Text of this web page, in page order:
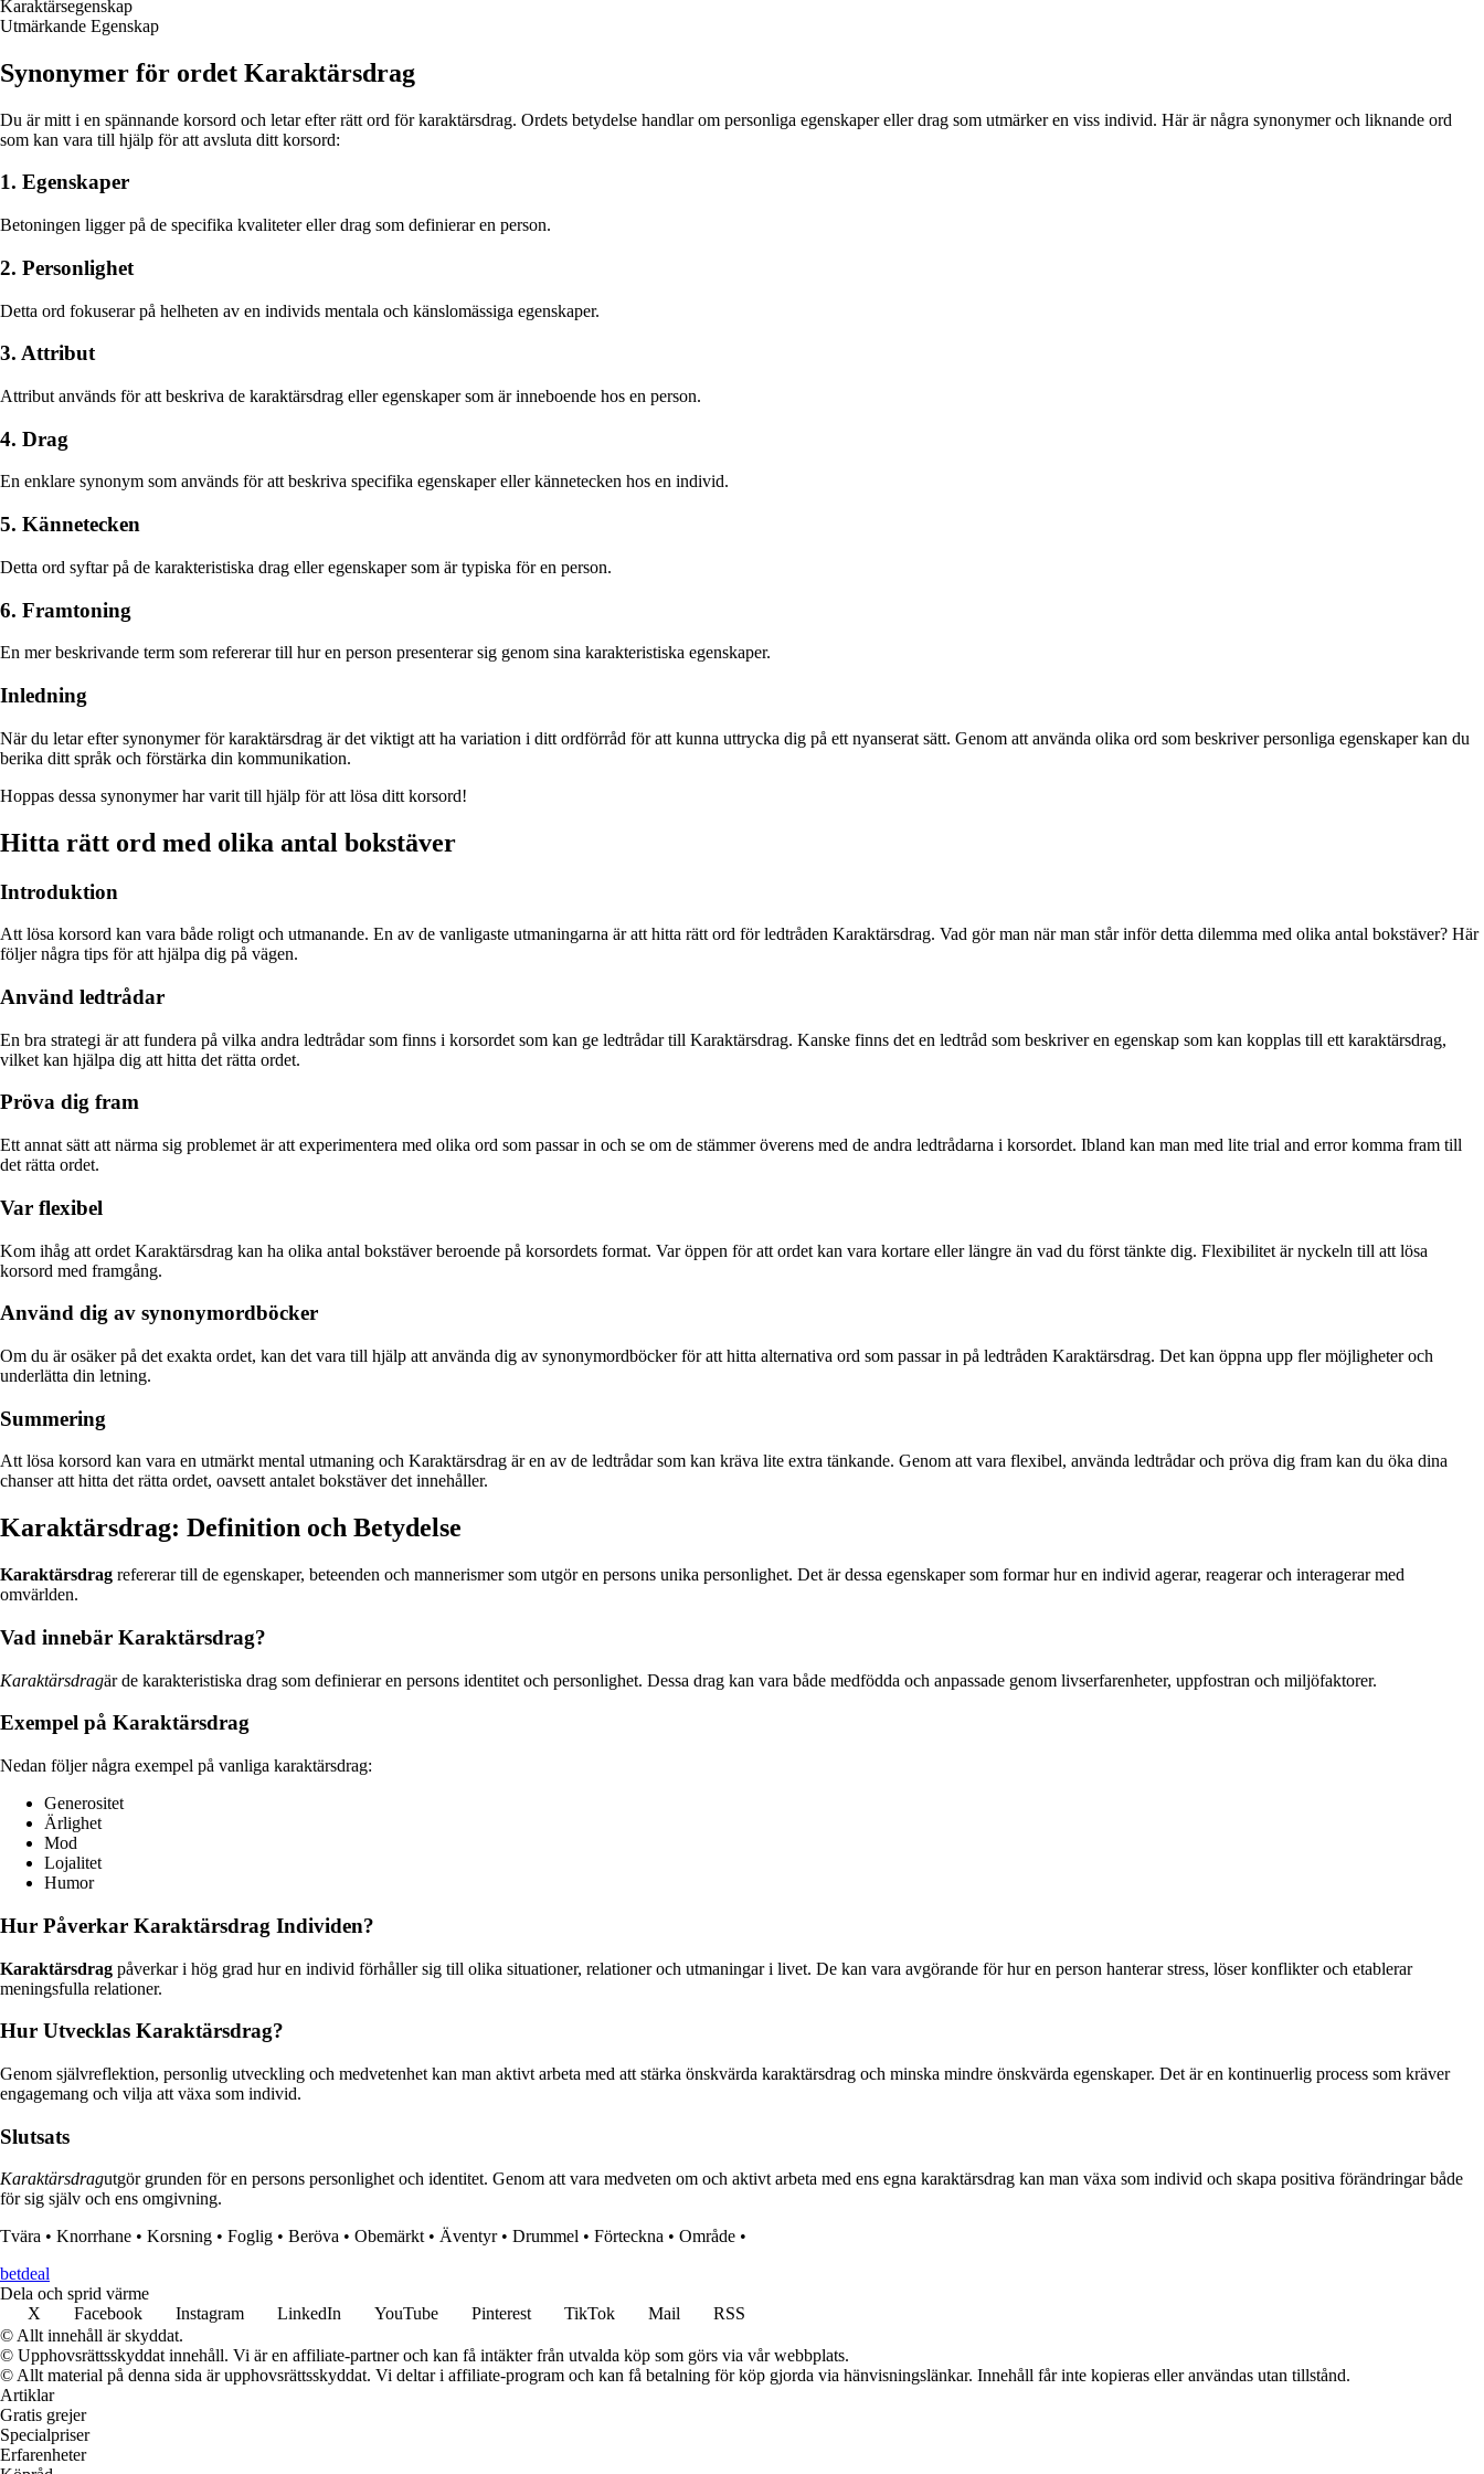
Karaktärsegenskap
Utmärkande Egenskap
Synonymer för ordet Karaktärsdrag
Du är mitt i en spännande korsord och letar efter rätt ord för karaktärsdrag. Ordets betydelse handlar om personliga egenskaper eller drag som utmärker en viss individ. Här är några synonymer och liknande ord
som kan vara till hjälp för att avsluta ditt korsord:
1. Egenskaper
Betoningen ligger på de specifika kvaliteter eller drag som definierar en person.
2. Personlighet
Detta ord fokuserar på helheten av en individs mentala och känslomässiga egenskaper.
3. Attribut
Attribut används för att beskriva de karaktärsdrag eller egenskaper som är inneboende hos en person.
4. Drag
En enklare synonym som används för att beskriva specifika egenskaper eller kännetecken hos en individ.
5. Kännetecken
Detta ord syftar på de karakteristiska drag eller egenskaper som är typiska för en person.
6. Framtoning
En mer beskrivande term som refererar till hur en person presenterar sig genom sina karakteristiska egenskaper.
Inledning
När du letar efter synonymer för karaktärsdrag är det viktigt att ha variation i ditt ordförråd för att kunna uttrycka dig på ett nyanserat sätt. Genom att använda olika ord som beskriver personliga egenskaper kan du
berika ditt språk och förstärka din kommunikation.
Hoppas dessa synonymer har varit till hjälp för att lösa ditt korsord!
Hitta rätt ord med olika antal bokstäver
Introduktion
Att lösa korsord kan vara både roligt och utmanande. En av de vanligaste utmaningarna är att hitta rätt ord för ledtråden Karaktärsdrag. Vad gör man när man står inför detta dilemma med olika antal bokstäver? Här
följer några tips för att hjälpa dig på vägen.
Använd ledtrådar
En bra strategi är att fundera på vilka andra ledtrådar som finns i korsordet som kan ge ledtrådar till Karaktärsdrag. Kanske finns det en ledtråd som beskriver en egenskap som kan kopplas till ett karaktärsdrag,
vilket kan hjälpa dig att hitta det rätta ordet.
Pröva dig fram
Ett annat sätt att närma sig problemet är att experimentera med olika ord som passar in och se om de stämmer överens med de andra ledtrådarna i korsordet. Ibland kan man med lite trial and error komma fram till
det rätta ordet.
Var flexibel
Kom ihåg att ordet Karaktärsdrag kan ha olika antal bokstäver beroende på korsordets format. Var öppen för att ordet kan vara kortare eller längre än vad du först tänkte dig. Flexibilitet är nyckeln till att lösa
korsord med framgång.
Använd dig av synonymordböcker
Om du är osäker på det exakta ordet, kan det vara till hjälp att använda dig av synonymordböcker för att hitta alternativa ord som passar in på ledtråden Karaktärsdrag. Det kan öppna upp fler möjligheter och
underlätta din letning.
Summering
Att lösa korsord kan vara en utmärkt mental utmaning och Karaktärsdrag är en av de ledtrådar som kan kräva lite extra tänkande. Genom att vara flexibel, använda ledtrådar och pröva dig fram kan du öka dina
chanser att hitta det rätta ordet, oavsett antalet bokstäver det innehåller.
Karaktärsdrag: Definition och Betydelse
Karaktärsdrag refererar till de egenskaper, beteenden och mannerismer som utgör en persons unika personlighet. Det är dessa egenskaper som formar hur en individ agerar, reagerar och interagerar med
omvärlden.
Vad innebär Karaktärsdrag?
Karaktärsdragär de karakteristiska drag som definierar en persons identitet och personlighet. Dessa drag kan vara både medfödda och anpassade genom livserfarenheter, uppfostran och miljöfaktorer.
Exempel på Karaktärsdrag
Nedan följer några exempel på vanliga karaktärsdrag:
Generositet
Ärlighet
Mod
Lojalitet
Humor
Hur Påverkar Karaktärsdrag Individen?
Karaktärsdrag påverkar i hög grad hur en individ förhåller sig till olika situationer, relationer och utmaningar i livet. De kan vara avgörande för hur en person hanterar stress, löser konflikter och etablerar
meningsfulla relationer.
Hur Utvecklas Karaktärsdrag?
Genom självreflektion, personlig utveckling och medvetenhet kan man aktivt arbeta med att stärka önskvärda karaktärsdrag och minska mindre önskvärda egenskaper. Det är en kontinuerlig process som kräver
engagemang och vilja att växa som individ.
Slutsats
Karaktärsdragutgör grunden för en persons personlighet och identitet. Genom att vara medveten om och aktivt arbeta med ens egna karaktärsdrag kan man växa som individ och skapa positiva förändringar både
för sig själv och ens omgivning.
Tvära • Knorrhane • Korsning • Foglig • Beröva • Obemärkt• Äventyr• Drummel • Förteckna • Område •
betdeal
Dela och sprid värme
X
Facebook Instagram LinkedIn YouTube Pinterest TikTok Mail
RSS
© Allt innehåll är skyddat.
© Upphovsrättsskyddat innehåll. Vi är en affiliate-partner och kan få intäkter från utvalda köp som görs via vår webbplats.
© Allt material på denna sida är upphovsrättsskyddat. Vi deltar i affiliate-program och kan få betalning för köp gjorda via hänvisningslänkar. Innehåll får inte kopieras eller användas utan tillstånd.
Artiklar
Gratis grejer
Specialpriser
Erfarenheter